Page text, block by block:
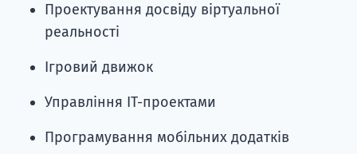
Проектування досвіду віртуальної
реальності
Ігровий движок
Управління ІТ-проектами
Програмування мобільних додатків